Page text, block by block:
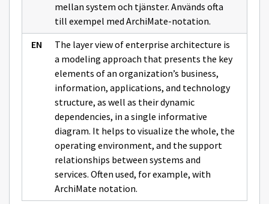
mellan system och tjänster. Används ofta
till exempel med ArchiMate-notation.
The layer view of enterprise architecture is
a modeling approach that presents the key
elements of an organization’s business,
information, applications, and technology
structure, as well as their dynamic
dependencies, in a single informative
diagram. It helps to visualize the whole, the
operating environment, and the support
relationships between systems and
services. Often used, for example, with
ArchiMate notation.